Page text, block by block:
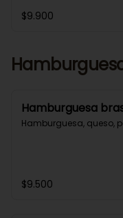
$9.900
Hamburguesa
Hamburguesa, queso,
$9.500